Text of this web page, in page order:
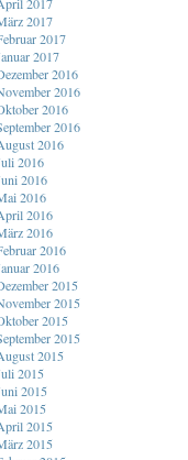
2017
2017
2017
2016
2016
2016
2016
2016
2016
2016
2016
2016
2016
2016
2016
2015
2015
2015
2015
2015
2015
2015
2015
2015
2015